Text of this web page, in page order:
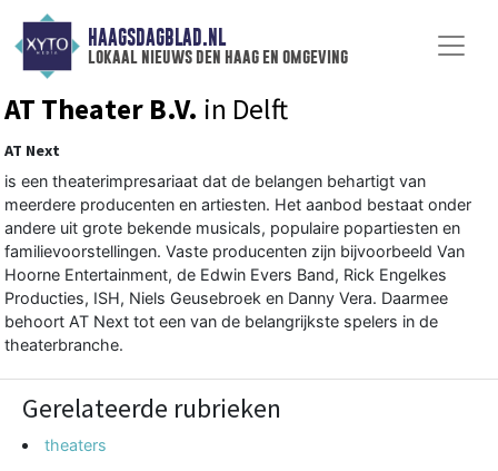
HAAGSDAGBLAD.NL
lokaal nieuws den haag en omgeving
AT Theater B.V. in Delft
AT Next
is een theaterimpresariaat dat de belangen behartigt van
meerdere producenten en artiesten. Het aanbod bestaat onder
andere uit grote bekende musicals, populaire popartiesten en
familievoorstellingen. Vaste producenten zijn bijvoorbeeld Van
Hoorne Entertainment, de Edwin Evers Band, Rick Engelkes
Producties, ISH, Niels Geusebroek en Danny Vera. Daarmee
behoort AT Next tot een van de belangrijkste spelers in de
theaterbranche.
Gerelateerde rubrieken
theaters